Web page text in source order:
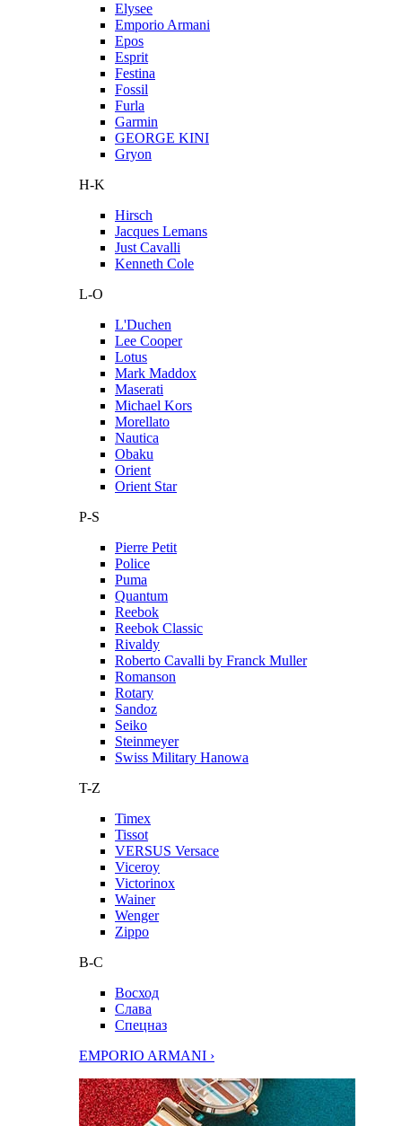
Elysee
Emporio Armani
Epos
Esprit
Festina
Fossil
Furla
Garmin
GEORGE KINI
Gryon
H-K
Hirsch
Jacques Lemans
Just Cavalli
Kenneth Cole
L-O
L'Duchen
Lee Cooper
Lotus
Mark Maddox
Maserati
Michael Kors
Morellato
Nautica
Obaku
Orient
Orient Star
P-S
Pierre Petit
Police
Puma
Quantum
Reebok
Reebok Classic
Rivaldy
Roberto Cavalli by Franck Muller
Romanson
Rotary
Sandoz
Seiko
Steinmeyer
Swiss Military Hanowa
T-Z
Timex
Tissot
VERSUS Versace
Viceroy
Victorinox
Wainer
Wenger
Zippo
В-С
Восход
Слава
Спецназ
EMPORIO ARMANI ›